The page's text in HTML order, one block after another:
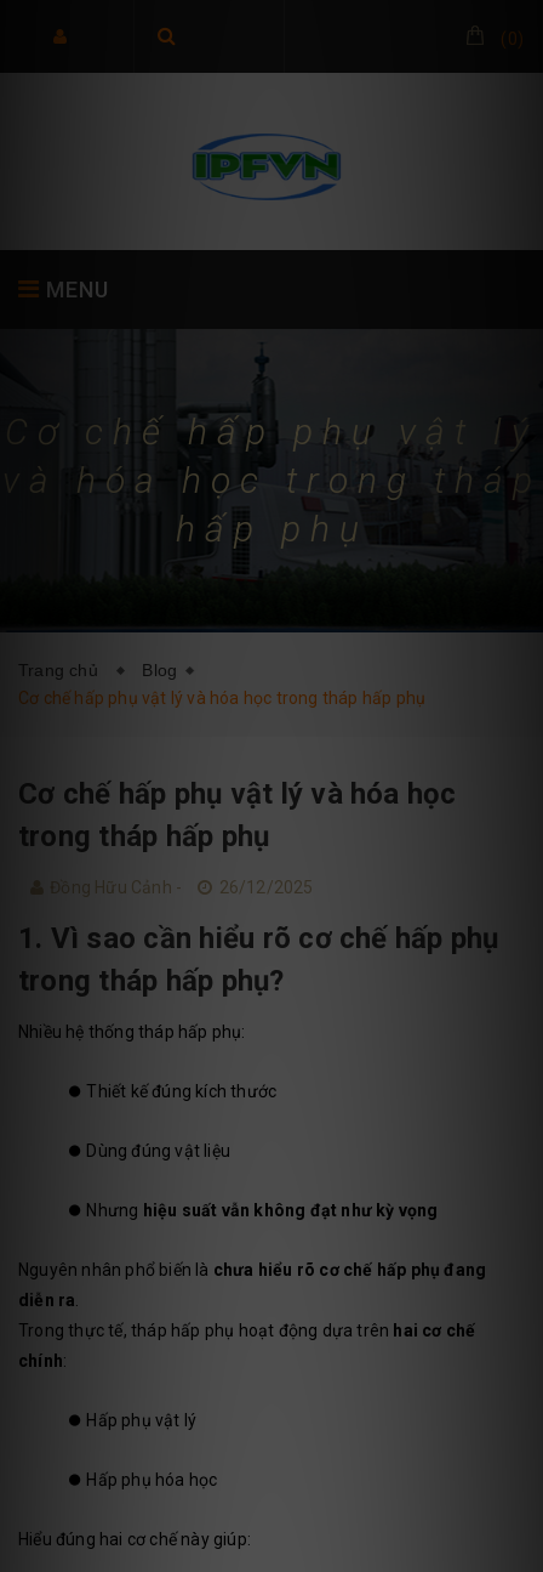
(0)
MENU
GIỚI THIỆU
BLOG LIÊN HỆ
Cơ chế hấp phụ vật lý
và hóa học trong tháp
hấp phụ
Trang chủ
Blog
Cơ chế hấp phụ vật lý và hóa học trong tháp hấp phụ
Cơ chế hấp phụ vật lý và hóa học
trong tháp hấp phụ
Đồng Hữu Cảnh - 26/12/2025
1. Vì sao cần hiểu rõ cơ chế hấp phụ
trong tháp hấp phụ?
Nhiều hệ thống tháp hấp phụ:
⏺️ Thiết kế đúng kích thước
⏺️ Dùng đúng vật liệu
⏺️ Nhưng hiệu suất vẫn không đạt như kỳ vọng
Nguyên nhân phổ biến là chưa hiểu rõ cơ chế hấp phụ đang
diễn ra.
Trong thực tế, tháp hấp phụ hoạt động dựa trên hai cơ chế
chính:
⏺️ Hấp phụ vật lý
⏺️ Hấp phụ hóa học
Hiểu đúng hai cơ chế này giúp: